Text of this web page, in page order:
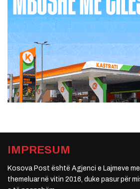
IMPRESUM
Kosova Post është Agjenci e Lajmeve
themeluar në vitin 2016, duke pasur për